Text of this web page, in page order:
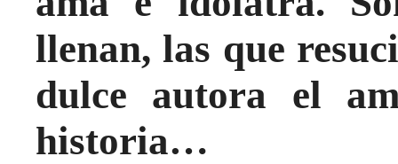
llenan, las que
dulce autora el
historia…